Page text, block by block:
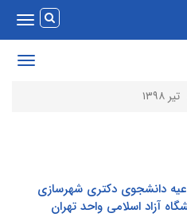
Toggle
Toggle
دانشجوی دکتری شهرسازی
آزاد اسلامی واحد تهران